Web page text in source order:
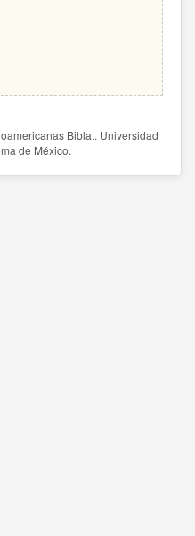
Biblat. Universidad
de México.